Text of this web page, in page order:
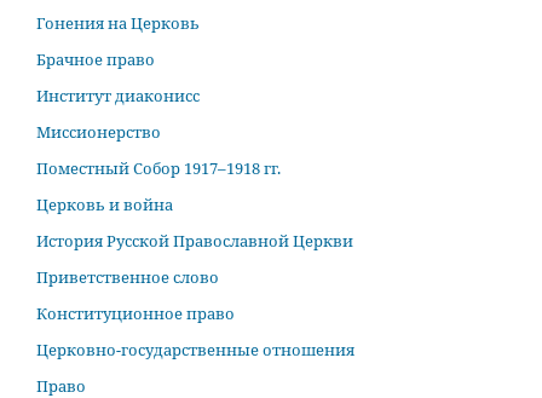
Гонения на Церковь
Брачное право
Институт диаконисс
Миссионерство
Поместный Собор 1917–1918 гг.
Церковь и война
История Русской Православной Церкви
Приветственное слово
Конституционное право
Церковно-государственные отношения
Право